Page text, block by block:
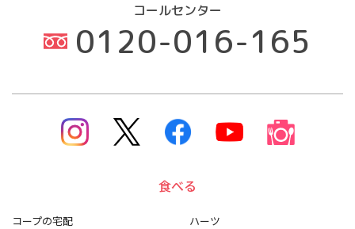
コールセンター
0120-016-165
食べる
コープの宅配 ハーツ